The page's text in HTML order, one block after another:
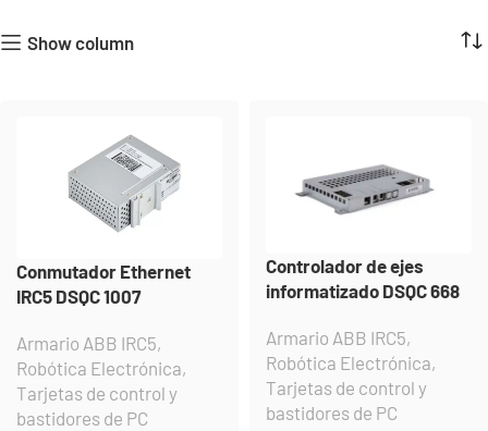
Show column
Conmutador Ethernet
IRC5 DSQC 1007
Armario ABB IRC5,
Robótica Electrónica,
Tarjetas de control y
bastidores de PC
Controlador de ejes
informatizado DSQC 668
Armario ABB IRC5,
Robótica Electrónica,
Tarjetas de control y
bastidores de PC